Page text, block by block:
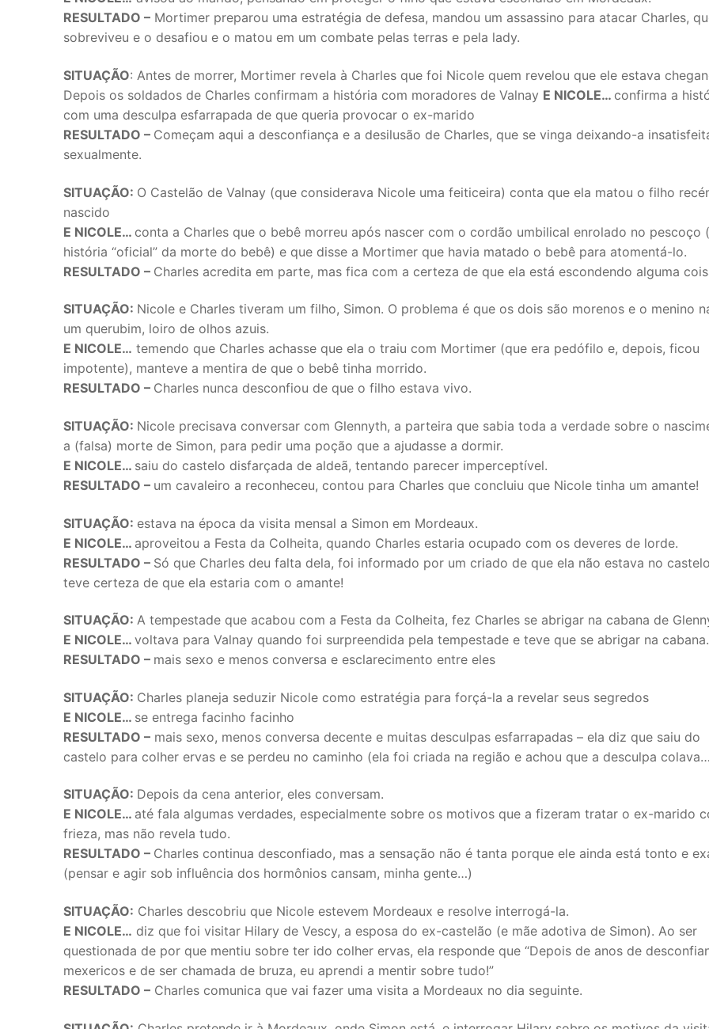
RESULTADO – Mortimer preparou uma estratégia de defesa, mandou um assassino para atacar Charles,
sobreviveu e o desafiou e o matou em um combate pelas terras e pela lady.
SITUAÇÃO: Antes de morrer, Mortimer revela à Charles que foi Nicole quem revelou que ele estava
Depois os soldados de Charles confirmam a história com moradores de Valnay E NICOLE… confirma a
com uma desculpa esfarrapada de que queria provocar o ex-marido
RESULTADO – Começam aqui a desconfiança e a desilusão de Charles, que se vinga deixando-a
sexualmente.
SITUAÇÃO: O Castelão de Valnay (que considerava Nicole uma feiticeira) conta que ela matou o filho
nascido
E NICOLE… conta a Charles que o bebê morreu após nascer com o cordão umbilical enrolado no pescoço
história “oficial” da morte do bebê) e que disse a Mortimer que havia matado o bebê para atomentá-lo.
RESULTADO – Charles acredita em parte, mas fica com a certeza de que ela está escondendo alguma
SITUAÇÃO: Nicole e Charles tiveram um filho, Simon. O problema é que os dois são morenos e o menino
um querubim, loiro de olhos azuis.
E NICOLE… temendo que Charles achasse que ela o traiu com Mortimer (que era pedófilo e, depois, ficou
impotente), manteve a mentira de que o bebê tinha morrido.
RESULTADO – Charles nunca desconfiou de que o filho estava vivo.
SITUAÇÃO: Nicole precisava conversar com Glennyth, a parteira que sabia toda a verdade sobre o
a (falsa) morte de Simon, para pedir uma poção que a ajudasse a dormir.
E NICOLE… saiu do castelo disfarçada de aldeã, tentando parecer imperceptível.
RESULTADO – um cavaleiro a reconheceu, contou para Charles que concluiu que Nicole tinha um amante!
SITUAÇÃO: estava na época da visita mensal a Simon em Mordeaux.
E NICOLE… aproveitou a Festa da Colheita, quando Charles estaria ocupado com os deveres de lorde.
RESULTADO – Só que Charles deu falta dela, foi informado por um criado de que ela não estava no
teve certeza de que ela estaria com o amante!
SITUAÇÃO: A tempestade que acabou com a Festa da Colheita, fez Charles se abrigar na cabana de
E NICOLE… voltava para Valnay quando foi surpreendida pela tempestade e teve que se abrigar na cabana.
RESULTADO – mais sexo e menos conversa e esclarecimento entre eles
SITUAÇÃO: Charles planeja seduzir Nicole como estratégia para forçá-la a revelar seus segredos
E NICOLE… se entrega facinho facinho
RESULTADO – mais sexo, menos conversa decente e muitas desculpas esfarrapadas – ela diz que saiu do
castelo para colher ervas e se perdeu no caminho (ela foi criada na região e achou que a desculpa
SITUAÇÃO: Depois da cena anterior, eles conversam.
E NICOLE… até fala algumas verdades, especialmente sobre os motivos que a fizeram tratar o ex-marido
frieza, mas não revela tudo.
RESULTADO – Charles continua desconfiado, mas a sensação não é tanta porque ele ainda está tonto e
(pensar e agir sob influência dos hormônios cansam, minha gente…)
SITUAÇÃO: Charles descobriu que Nicole estevem Mordeaux e resolve interrogá-la.
E NICOLE… diz que foi visitar Hilary de Vescy, a esposa do ex-castelão (e mãe adotiva de Simon). Ao ser
questionada de por que mentiu sobre ter ido colher ervas, ela responde que “Depois de anos de
mexericos e de ser chamada de bruza, eu aprendi a mentir sobre tudo!”
RESULTADO – Charles comunica que vai fazer uma visita a Mordeaux no dia seguinte.